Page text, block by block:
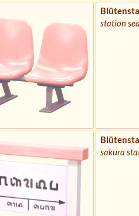
station
sakura